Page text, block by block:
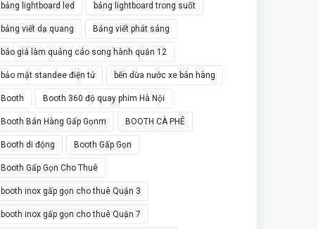
bảng lightboard led bảng lightboard trong suốt
bảng viết dạ quang Bảng viết phát sáng
báo giá làm quảng cáo song hành quận 12
bảo mật standee điện tử bến dừa nước xe bán hàng
Booth Booth 360 độ quay phim Hà Nội
Booth Bán Hàng Gấp Gọnm BOOTH CÀ PHÊ
Booth di động Booth Gấp Gọn
Booth Gấp Gọn Cho Thuê
booth inox gấp gọn cho thuê Quận 3
booth inox gấp gọn cho thuê Quận 7